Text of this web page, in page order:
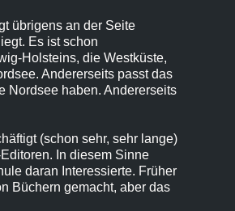
übrigens an der Seite
Es ist schon
Holsteins, die Westküste,
Andererseits passt das
Nordsee haben. Andererseits
(schon sehr, sehr lange)
In diesem Sinne
daran Interessierte. Früher
Büchern gemacht, aber das